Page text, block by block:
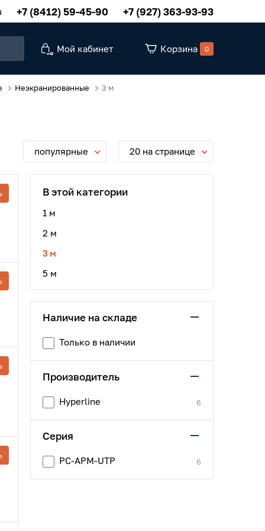
+7 (8412) 59-45-90 +7 (927) 363-93-93
Мой кабинет Корзина 0
Неэкранированные 3 м
популярные 20 на странице
В этой категории
1 м
2 м
3 м
5 м
Наличие на складе
Только в наличии
Производитель
Hyperline 6
Серия
PC-APM-UTP 6